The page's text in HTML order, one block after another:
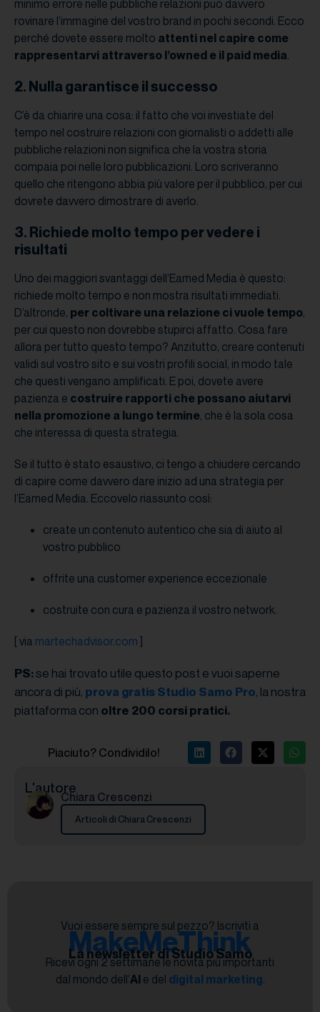
minimo errore nelle pubbliche relazioni può davvero
rovinare l’immagine del vostro brand in pochi secondi. Ecco
perché dovete essere molto attenti nel capire come
rappresentarvi attraverso l’owned e il paid media.
2. Nulla garantisce il successo
C’è da chiarire una cosa: il fatto che voi investiate del
tempo nel costruire relazioni con giornalisti o addetti alle
pubbliche relazioni non significa che la vostra storia
compaia poi nelle loro pubblicazioni. Loro scriveranno
quello che ritengono abbia più valore per il pubblico, per cui
dovrete davvero dimostrare di averlo.
3. Richiede molto tempo per vedere i
risultati
Uno dei maggiori svantaggi dell’Earned Media è questo:
richiede molto tempo e non mostra risultati immediati.
D’altronde, per coltivare una relazione ci vuole tempo,
per cui questo non dovrebbe stupirci affatto. Cosa fare
allora per tutto questo tempo? Anzitutto, creare contenuti
validi sul vostro sito e sui vostri profili social, in modo tale
che questi vengano amplificati. E poi, dovete avere
pazienza e costruire rapporti che possano aiutarvi
nella promozione a lungo termine, che è la sola cosa
che interessa di questa strategia.
Se il tutto è stato esaustivo, ci tengo a chiudere cercando
di capire come davvero dare inizio ad una strategia per
l’Earned Media. Eccovelo riassunto così:
create un contenuto autentico che sia di aiuto al
vostro pubblico
offrite una customer experience eccezionale
costruite con cura e pazienza il vostro network.
[ via martechadvisor.com ]
PS:se hai trovato utile questo post e vuoi saperne
ancora di più, prova gratis Studio Samo Pro, la nostra
piattaforma con oltre 200 corsi pratici.
Piaciuto? Condividilo!
L'autore
Chiara Crescenzi
Articoli di Chiara Crescenzi
Vuoi essere sempre sul pezzo? Iscriviti a
MakeMeThink
La newsletter di Studio Samo
Ricevi ogni 2 settimane le novità più importanti
dal mondo dell’AI e del digital marketing.